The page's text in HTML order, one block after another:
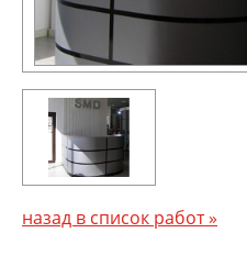
назад в список работ »